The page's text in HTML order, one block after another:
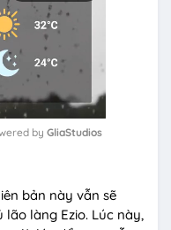
e
by GliaStudios
bản này vẫn sẽ
làng Ezio. Lúc này,